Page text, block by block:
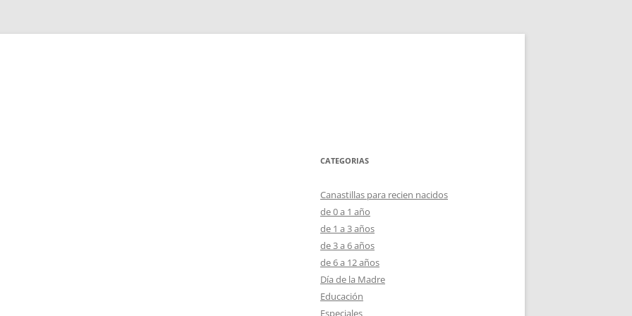
CATEGORIAS
Canastillas para recien nacidos
de 0 a 1 año
de 1 a 3 años
de 3 a 6 años
de 6 a 12 años
Día de la Madre
Educación
Especiales